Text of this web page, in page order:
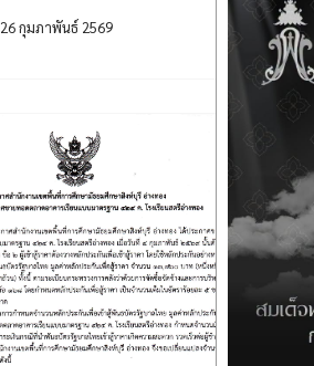
26 กุมภาพันธ์ 2569